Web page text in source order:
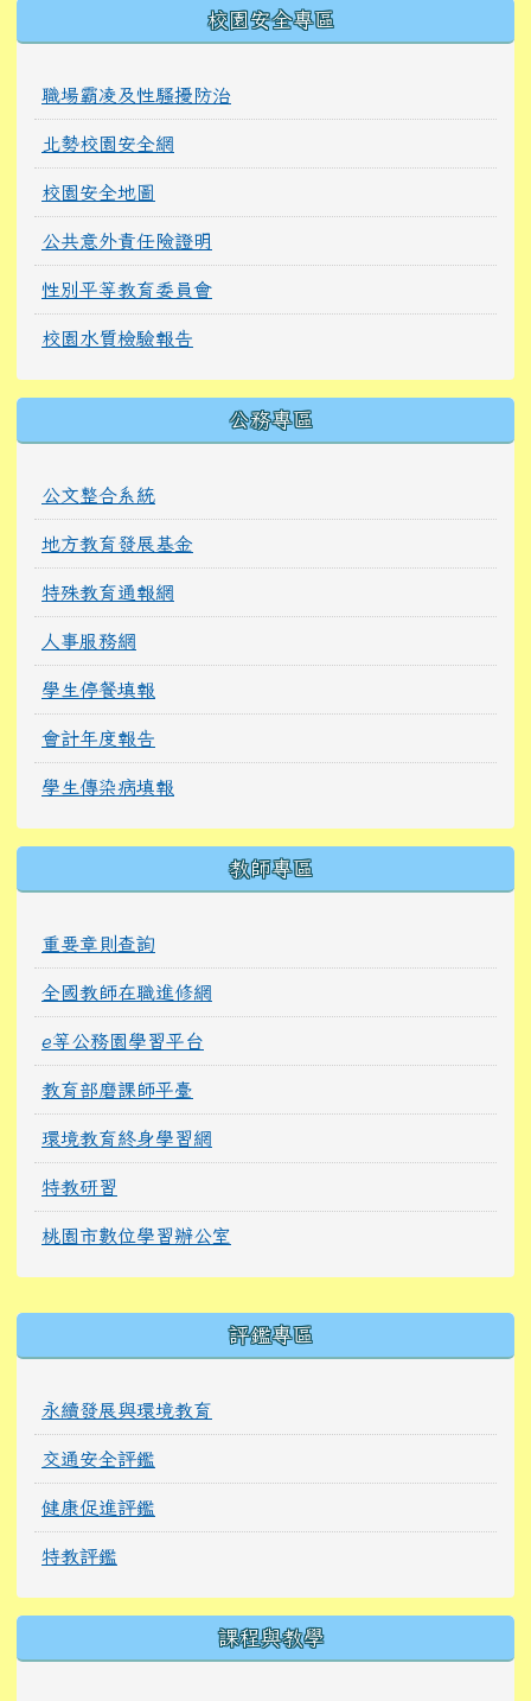
校園安全專區
職場霸凌及性騷擾防治
北勢校園安全網
校園安全地圖
公共意外責任險證明
性別平等教育委員會
校園水質檢驗報告
公務專區
公文整合系統
地方教育發展基金
特殊教育通報網
人事服務網
學生停餐填報
會計年度報告
學生傳染病填報
教師專區
重要章則查詢
全國教師在職進修網
e等公務園學習平台
教育部磨課師平臺
環境教育終身學習網
特教研習
桃園市數位學習辦公室
評鑑專區
永續發展與環境教育
交通安全評鑑
健康促進評鑑
特教評鑑
課程與教學